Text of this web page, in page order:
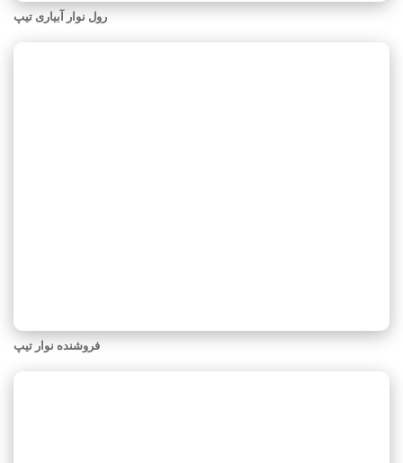
رول نوار آبیاری تیپ
فروشنده نوار تیپ